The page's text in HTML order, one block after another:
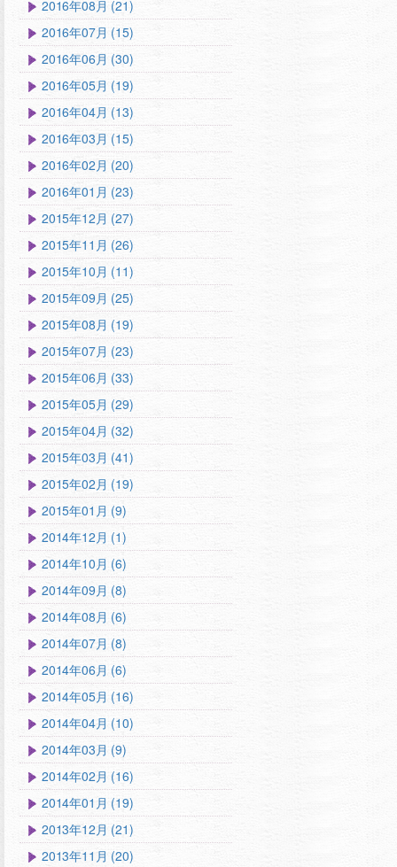
2016年08月 (21)
2016年07月 (15)
2016年06月 (30)
2016年05月 (19)
2016年04月 (13)
2016年03月 (15)
2016年02月 (20)
2016年01月 (23)
2015年12月 (27)
2015年11月 (26)
2015年10月 (11)
2015年09月 (25)
2015年08月 (19)
2015年07月 (23)
2015年06月 (33)
2015年05月 (29)
2015年04月 (32)
2015年03月 (41)
2015年02月 (19)
2015年01月 (9)
2014年12月 (1)
2014年10月 (6)
2014年09月 (8)
2014年08月 (6)
2014年07月 (8)
2014年06月 (6)
2014年05月 (16)
2014年04月 (10)
2014年03月 (9)
2014年02月 (16)
2014年01月 (19)
2013年12月 (21)
2013年11月 (20)